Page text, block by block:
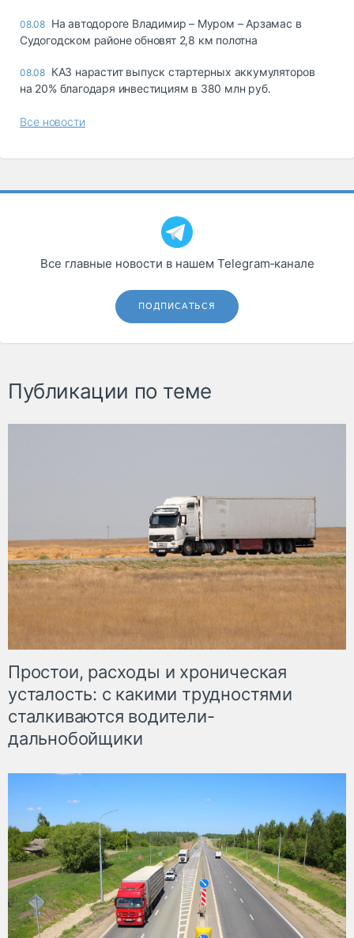
08.08 На автодороге Владимир – Муром – Арзамас в
Судогодском районе обновят 2,8 км полотна
08.08 КАЗ нарастит выпуск стартерных аккумуляторов
на 20% благодаря инвестициям в 380 млн руб.
Все новости
Все главные новости в нашем Telegram‑канале
ПОДПИСАТЬСЯ
Публикации по теме
Простои, расходы и хроническая
усталость: с какими трудностями
сталкиваются водители-
дальнобойщики